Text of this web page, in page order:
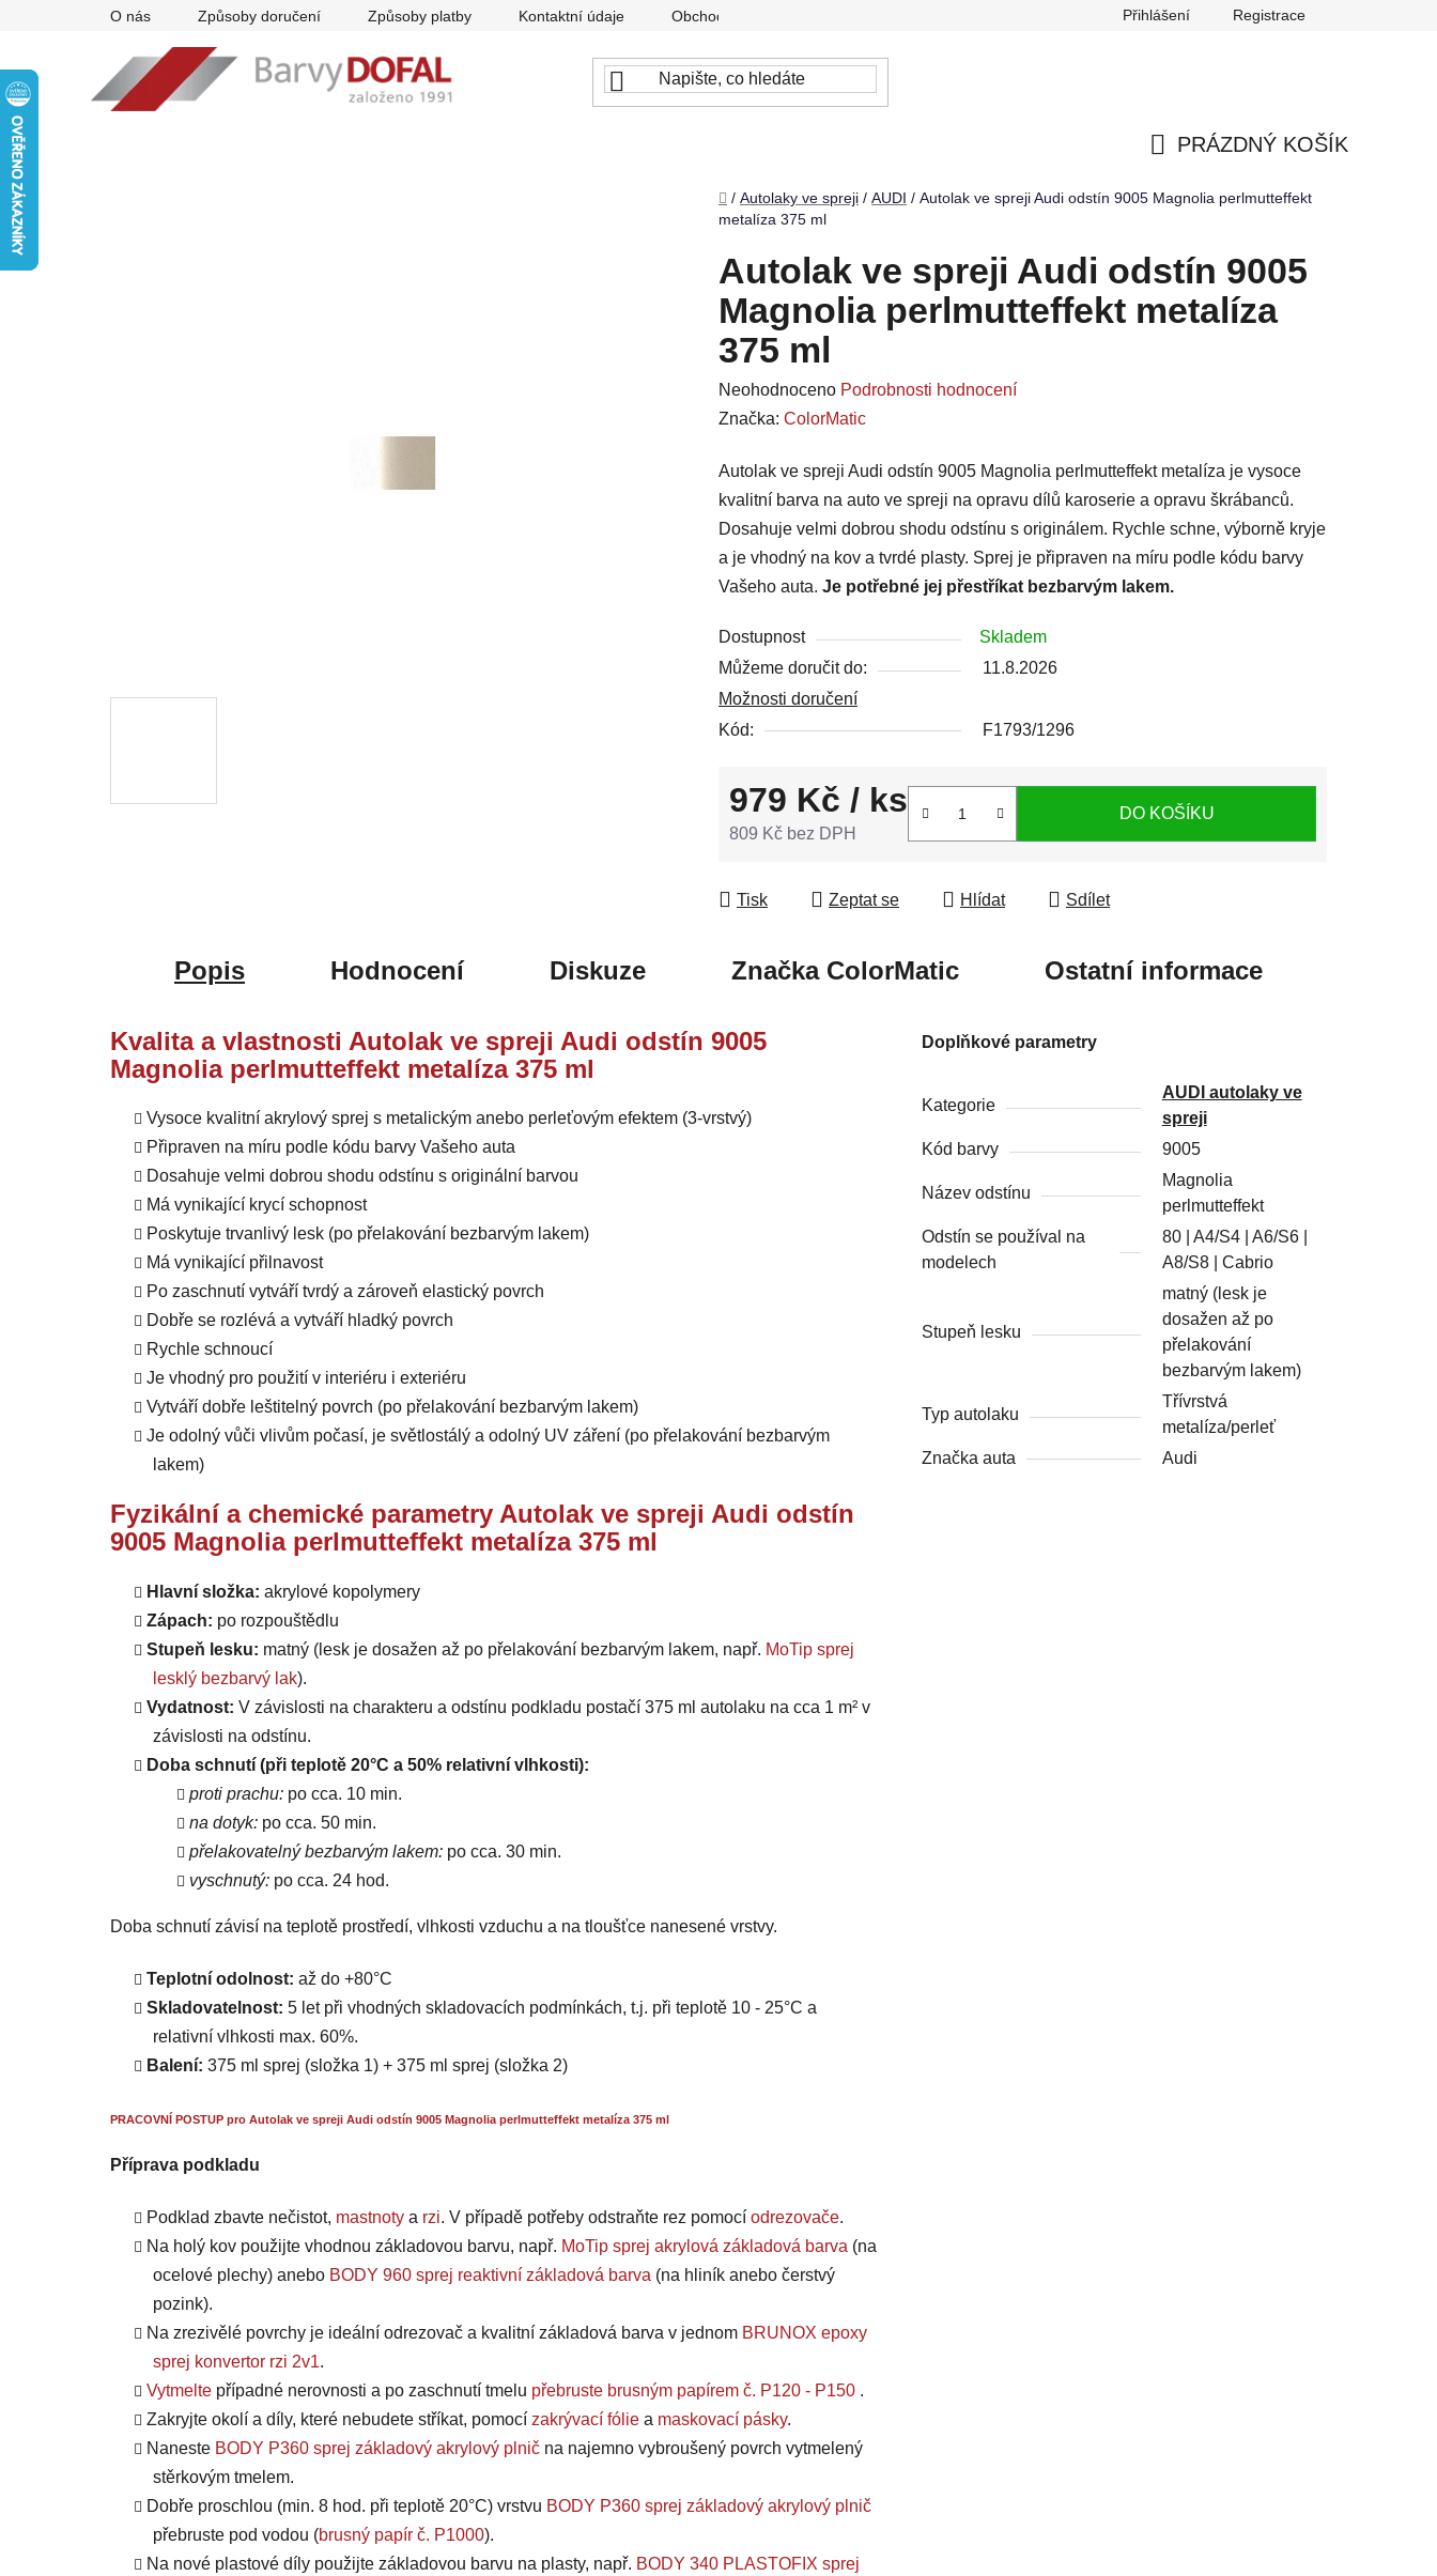
O nás Způsoby doručení Způsoby platby Kontaktní údaje Obchodní podmínky Reklamace Odstoupení od smlouvy
Přihlášení Registrace
PRÁZDNÝ KOŠÍK
Domů
/ Autolaky ve spreji / AUDI / Autolak ve spreji Audi odstín 9005 Magnolia perlmutteffekt
metalíza 375 ml
Autolak ve spreji Audi odstín 9005
Magnolia perlmutteffekt metalíza
375 ml
Průměrné
hodnocení
je
0,0
z
5
hvězdiček.
Neohodnoceno Podrobnosti hodnocení
Značka: ColorMatic
Autolak ve spreji Audi odstín 9005 Magnolia perlmutteffekt metalíza je vysoce
kvalitní barva na auto ve spreji na opravu dílů karoserie a opravu škrábanců.
Dosahuje velmi dobrou shodu odstínu s originálem. Rychle schne, výborně kryje
a je vhodný na kov a tvrdé plasty. Sprej je připraven na míru podle kódu barvy
Vašeho auta. Je potřebné jej přestříkat bezbarvým lakem.
Dostupnost
Skladem
Můžeme doručit do:
11.8.2026
Možnosti doručení
Kód:
F1793/1296
979 Kč / ks
809 Kč bez DPH
DO KOŠÍKU
Tisk Zeptat se Hlídat Sdílet
Popis Hodnocení Diskuze ZnačkaColorMatic Ostatní informace
Kvalita a vlastnosti Autolak ve spreji Audi odstín 9005
Magnolia perlmutteffekt metalíza 375 ml
Vysoce kvalitní akrylový sprej s metalickým anebo perleťovým efektem (3-vrstvý)
Připraven na míru podle kódu barvy Vašeho auta
Dosahuje velmi dobrou shodu odstínu s originální barvou
Má vynikající krycí schopnost
Poskytuje trvanlivý lesk (po přelakování bezbarvým lakem)
Má vynikající přilnavost
Po zaschnutí vytváří tvrdý a zároveň elastický povrch
Dobře se rozlévá a vytváří hladký povrch
Rychle schnoucí
Je vhodný pro použití v interiéru i exteriéru
Vytváří dobře leštitelný povrch (po přelakování bezbarvým lakem)
Je odolný vůči vlivům počasí, je světlostálý a odolný UV záření (po přelakování bezbarvým
lakem)
Fyzikální a chemické parametry Autolak ve spreji Audi odstín
9005 Magnolia perlmutteffekt metalíza 375 ml
Hlavní složka: akrylové kopolymery
Zápach: po rozpouštědlu
Stupeň lesku: matný (lesk je dosažen až po přelakování bezbarvým lakem, např. MoTip sprej
lesklý bezbarvý lak).
Vydatnost: V závislosti na charakteru a odstínu podkladu postačí 375 ml autolaku na cca 1 m² v
závislosti na odstínu.
Doba schnutí (při teplotě 20°C a 50% relativní vlhkosti):
proti prachu: po cca. 10 min.
na dotyk: po cca. 50 min.
přelakovatelný bezbarvým lakem: po cca. 30 min.
vyschnutý: po cca. 24 hod.
Doba schnutí závisí na teplotě prostředí, vlhkosti vzduchu a na tloušťce nanesené vrstvy.
Teplotní odolnost: až do +80°C
Skladovatelnost: 5 let při vhodných skladovacích podmínkách, t.j. při teplotě 10 - 25°C a
relativní vlhkosti max. 60%.
Balení: 375 ml sprej (složka 1) + 375 ml sprej (složka 2)
PRACOVNÍ POSTUP pro Autolak ve spreji Audi odstín 9005 Magnolia perlmutteffekt metalíza 375 ml
Příprava podkladu
Podklad zbavte nečistot, mastnoty a rzi. V případě potřeby odstraňte rez pomocí odrezovače.
Na holý kov použijte vhodnou základovou barvu, např. MoTip sprej akrylová základová barva (na
ocelové plechy) anebo BODY 960 sprej reaktivní základová barva (na hliník anebo čerstvý
pozink).
Na zrezivělé povrchy je ideální odrezovač a kvalitní základová barva v jednom BRUNOX epoxy
sprej konvertor rzi 2v1.
Vytmelte případné nerovnosti a po zaschnutí tmelu přebruste brusným papírem č. P120 - P150 .
Zakryjte okolí a díly, které nebudete stříkat, pomocí zakrývací fólie a maskovací pásky.
Naneste BODY P360 sprej základový akrylový plnič na najemno vybroušený povrch vytmelený
stěrkovým tmelem.
Dobře proschlou (min. 8 hod. při teplotě 20°C) vrstvu BODY P360 sprej základový akrylový plnič
přebruste pod vodou (brusný papír č. P1000).
Na nové plastové díly použijte základovou barvu na plasty, např. BODY 340 PLASTOFIX sprej
Doplňkové parametry
Kategorie
AUDI autolaky ve
spreji
Kód barvy
9005
Název odstínu
Magnolia
perlmutteffekt
Odstín se používal na
modelech
80 | A4/S4 | A6/S6 |
A8/S8 | Cabrio
Stupeň lesku
matný (lesk je
dosažen až po
přelakování
bezbarvým lakem)
Typ autolaku
Třívrstvá
metalíza/perleť
Značka auta
Audi